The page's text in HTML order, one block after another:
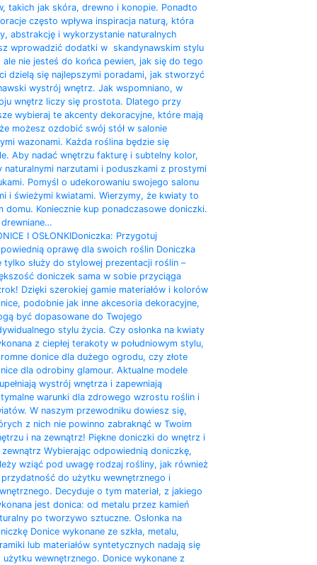
takich jak skóra, drewno i konopie. Ponadto
często wpływa inspiracja naturą, która
abstrakcję i wykorzystanie naturalnych
wprowadzić dodatki w skandynawskim stylu
nie jesteś do końca pewien, jak się do tego
dzielą się najlepszymi poradami, jak stworzyć
wystrój wnętrz. Jak wspomniano, w
wnętrz liczy się prostota. Dlatego przy
wybieraj te akcenty dekoracyjne, które mają
możesz ozdobić swój stół w salonie
wazonami. Każda roślina będzie się
Aby nadać wnętrzu fakturę i subtelny kolor,
naturalnymi narzutami i poduszkami z prostymi
Pomyśl o udekorowaniu swojego salonu
i świeżymi kwiatami. Wierzymy, że kwiaty to
domu. Koniecznie kup ponadczasowe doniczki.
I OSŁONKIDoniczka: Przygotuj
oprawę dla swoich roślin Doniczka
tylko służy do stylowej prezentacji roślin –
doniczek sama w sobie przyciąga
Dzięki szerokiej gamie materiałów i kolorów
podobnie jak inne akcesoria dekoracyjne,
być dopasowane do Twojego
stylu życia. Czy osłonka na kwiaty
z ciepłej terakoty w południowym stylu,
donice dla dużego ogrodu, czy złote
dla odrobiny glamour. Aktualne modele
wystrój wnętrza i zapewniają
warunki dla zdrowego wzrostu roślin i
W naszym przewodniku dowiesz się,
z nich nie powinno zabraknąć w Twoim
i na zewnątrz! Piękne doniczki do wnętrz i
zewnątrz Wybierając odpowiednią doniczkę,
wziąć pod uwagę rodzaj rośliny, jak również
do użytku wewnętrznego i
Decyduje o tym materiał, z jakiego
jest donica: od metalu przez kamień
po tworzywo sztuczne. Osłonka na
Donice wykonane ze szkła, metalu,
lub materiałów syntetycznych nadają się
użytku wewnętrznego. Donice wykonane z